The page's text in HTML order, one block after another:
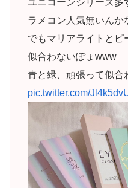
ラメコン人気無いんか
でもマリアライトとピ
似合わないぽょwww
青と緑、頑張って似合
pic.twitter.com/